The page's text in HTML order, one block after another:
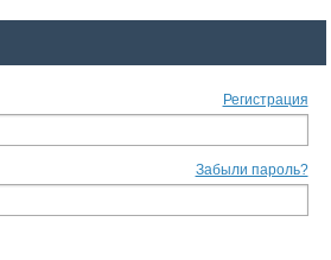
Регистрация
Забыли пароль?